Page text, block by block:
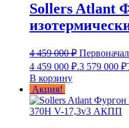
Sollers Atlant
4 459 000₽
4 459 000 ₽.3 579 000 ₽
В корзину
Акция!